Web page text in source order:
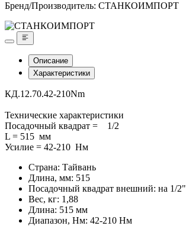
Бренд/Производитель: СТАНКОИМПОРТ
Описание
Характеристики
КД.12.70.42-210Nm
Технические характеристики
Посадочный квадрат = 1/2
L = 515 мм
Усилие = 42-210 Нм
Страна: Тайвань
Длина, мм: 515
Посадочный квадрат внешний: на 1/2"
Вес, кг: 1,88
Длина: 515 мм
Диапазон, Нм: 42-210 Нм